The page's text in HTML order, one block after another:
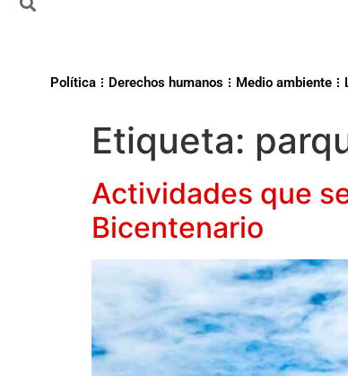
Política Derechos humanos Medio ambiente
Etiqueta:
Actividades que
Bicentenario